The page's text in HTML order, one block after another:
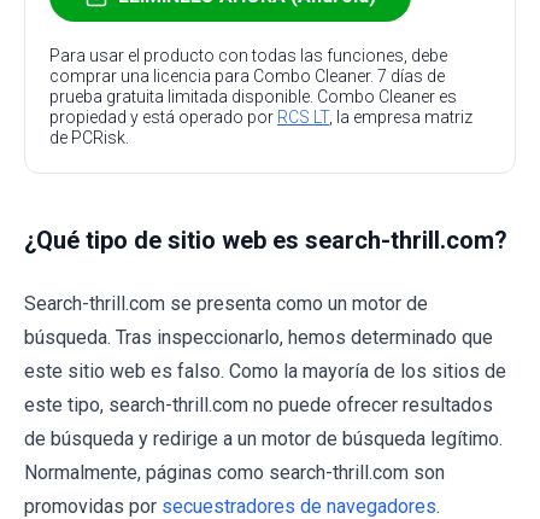
Para usar el producto con todas las funciones, debe
comprar una licencia para Combo Cleaner. 7 días de
prueba gratuita limitada disponible. Combo Cleaner es
propiedad y está operado por RCS LT, la empresa matriz
de PCRisk.
¿Qué tipo de sitio web es search-thrill.com?
Search-thrill.com se presenta como un motor de
búsqueda. Tras inspeccionarlo, hemos determinado que
este sitio web es falso. Como la mayoría de los sitios de
este tipo, search-thrill.com no puede ofrecer resultados
de búsqueda y redirige a un motor de búsqueda legítimo.
Normalmente, páginas como search-thrill.com son
promovidas por secuestradores de navegadores.